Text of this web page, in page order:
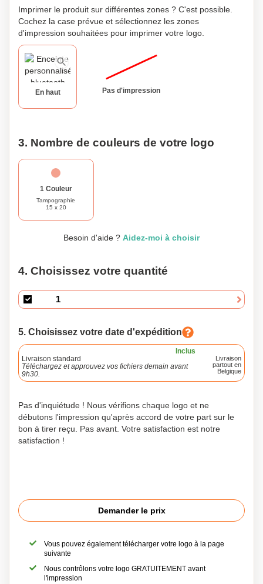
Imprimer le produit sur différentes zones ? C'est possible.
Cochez la case prévue et sélectionnez les zones
d'impression souhaitées pour imprimer votre logo.
En haut Pas d'impression
3. Nombre de couleurs de votre logo
1 Couleur
Tampographie
15 x 20
Besoin d'aide ? Aidez-moi à choisir
4. Choisissez votre quantité
5. Choisissez votre date d'expédition
Inclus
Livraison standard
Téléchargez et approuvez vos fichiers demain avant
9h30.
Livraison
partout en
Belgique
Pas d'inquiétude ! Nous vérifions chaque logo et ne
débutons l'impression qu'après accord de votre part sur le
bon à tirer reçu. Pas avant. Votre satisfaction est notre
satisfaction !
Demander le prix
Vous pouvez également télécharger votre logo à la page
suivante
Nous contrôlons votre logo GRATUITEMENT avant
l'impression